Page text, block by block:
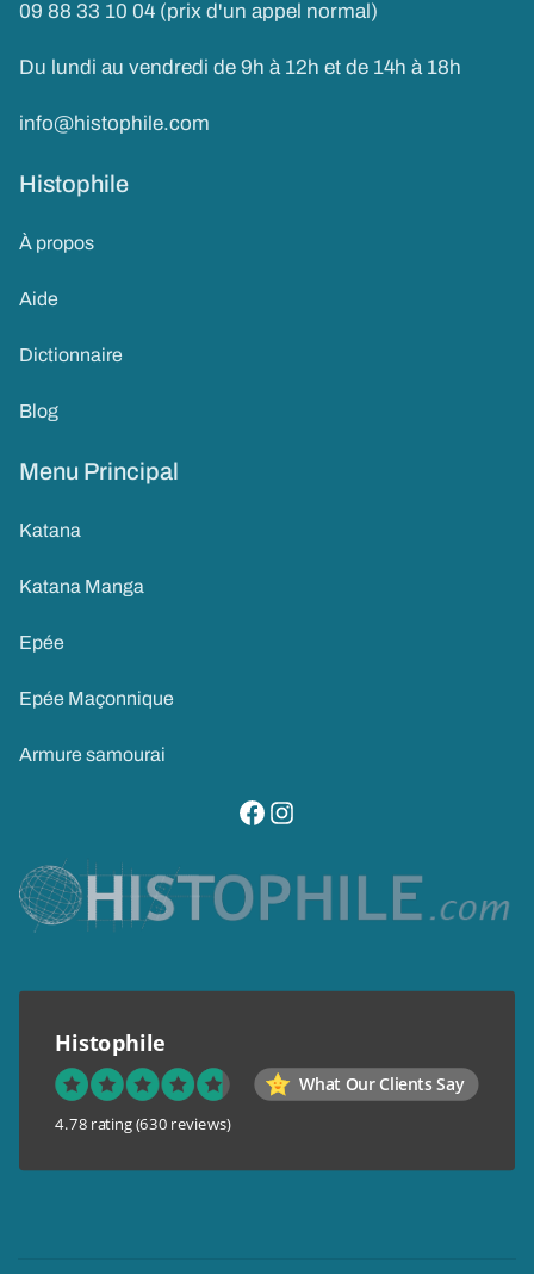
09 88 33 10 04 (prix d'un appel normal)
Du lundi au vendredi de 9h à 12h et de 14h à 18h
info@histophile.com
Histophile
À propos
Aide
Dictionnaire
Blog
Menu Principal
Katana
Katana Manga
Epée
Epée Maçonnique
Armure samourai
visitez notre page facebook
suivez notre compte instagram
Histophile
What Our Clients Say
4.78 rating (630 reviews)